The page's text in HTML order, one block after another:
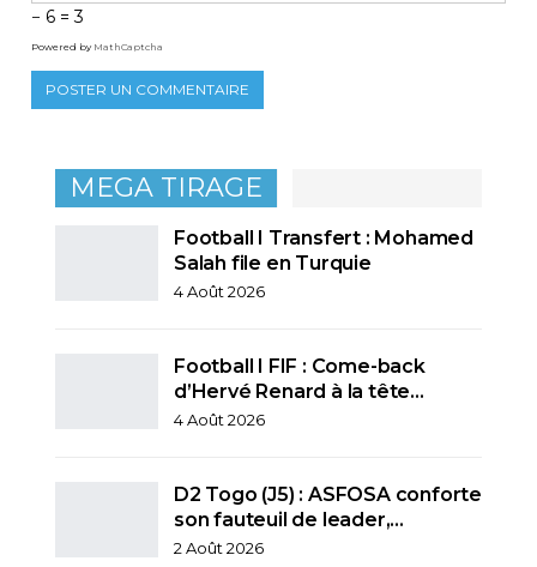
− 6 = 3
Powered by MathCaptcha
MEGA TIRAGE
Football I Transfert : Mohamed
Salah file en Turquie
4 Août 2026
Football I FIF : Come-back
d’Hervé Renard à la tête…
4 Août 2026
D2 Togo (J5) : ASFOSA conforte
son fauteuil de leader,…
2 Août 2026